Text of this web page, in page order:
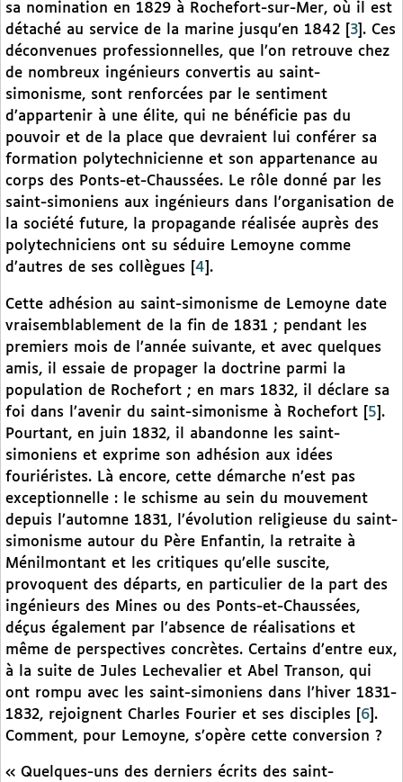
sa nomination en 1829 à Rochefort-sur-Mer, où il est
détaché au service de la marine jusqu’en 1842
3 . Ces
déconvenues professionnelles, que l’on retrouve chez
de nombreux ingénieurs convertis au saint-
simonisme, sont renforcées par le sentiment
d’appartenir à une élite, qui ne bénéficie pas du
pouvoir et de la place que devraient lui conférer sa
formation polytechnicienne et son appartenance au
corps des Ponts-et-Chaussées. Le rôle donné par les
saint-simoniens aux ingénieurs dans l’organisation de
la société future, la propagande réalisée auprès des
polytechniciens ont su séduire Lemoyne comme
d’autres de ses collègues
4 .
Cette adhésion au saint-simonisme de Lemoyne date
vraisemblablement de la fin de 1831 ; pendant les
premiers mois de l’année suivante, et avec quelques
amis, il essaie de propager la doctrine parmi la
population de Rochefort ; en mars 1832, il déclare sa
foi dans l’avenir du saint-simonisme à Rochefort
5 .
Pourtant, en juin 1832, il abandonne les saint-
simoniens et exprime son adhésion aux idées
fouriéristes. Là encore, cette démarche n’est pas
exceptionnelle : le schisme au sein du mouvement
depuis l’automne 1831, l’évolution religieuse du saint-
simonisme autour du Père Enfantin, la retraite à
Ménilmontant et les critiques qu’elle suscite,
provoquent des départs, en particulier de la part des
ingénieurs des Mines ou des Ponts-et-Chaussées,
déçus également par l’absence de réalisations et
même de perspectives concrètes. Certains d’entre eux,
à la suite de Jules Lechevalier et Abel Transon, qui
ont rompu avec les saint-simoniens dans l’hiver 1831-
1832, rejoignent Charles Fourier et ses disciples
6 .
Comment, pour Lemoyne, s’opère cette conversion ?
« Quelques-uns des derniers écrits des saint-